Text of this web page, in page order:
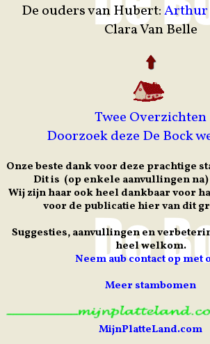
De ouders van Hubert:Arthur
Clara Van Belle
Twee Overzichten
Doorzoek deze De Bock
Onze beste dank voor deze prachtige
Dit is (op enkele aanvullingen
Wij zijn haar ook heel dankbaar voor
voor de publicatie hier van dit
Suggesties, aanvullingen en
heel welkom.
Neem aub contact op met
Meer stambomen
MijnPlatteLand.com